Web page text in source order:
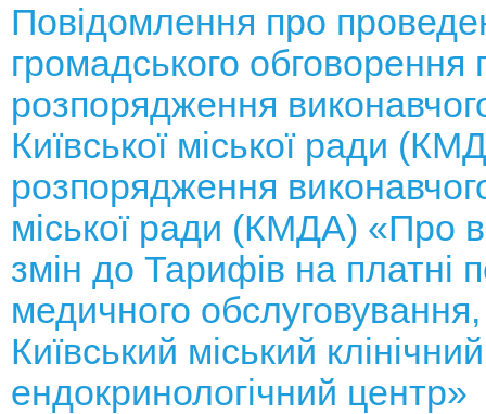
Повідомлення про
громадського обговорення
розпорядження
Київської міської ради
розпорядження
міської ради (КМДА) «Про
змін до Тарифів на платні
медичного обслуговування,
Київський міський клінічний
ендокринологічний центр»